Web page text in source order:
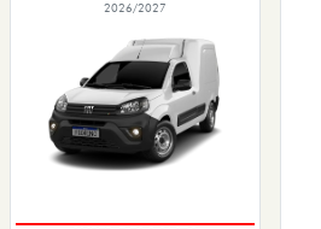
2026/2027